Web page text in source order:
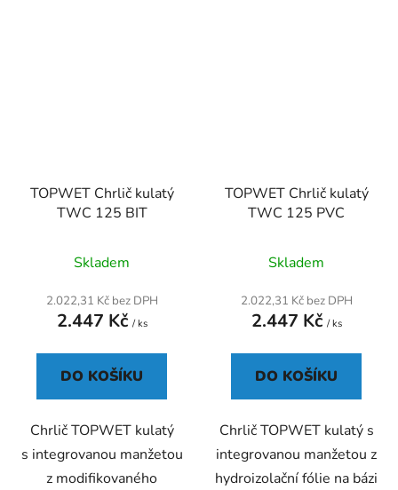
TOPWET Chrlič kulatý
TWC 125 BIT
Skladem
2.022,31 Kč bez DPH
2.447 Kč / ks
DO KOŠÍKU
Chrlič TOPWET kulatý
s integrovanou manžetou
z modifikovaného
TOPWET Chrlič kulatý
TWC 125 PVC
Skladem
2.022,31 Kč bez DPH
2.447 Kč / ks
DO KOŠÍKU
Chrlič TOPWET kulatý s
integrovanou manžetou z
hydroizolační fólie na bázi